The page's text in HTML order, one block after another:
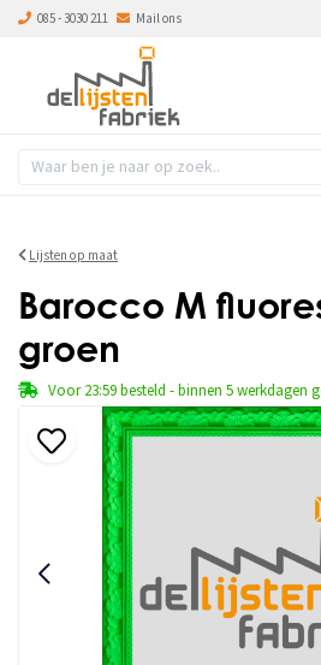
085 - 3030 211 Mail ons
Lijsten op maat
Barocco M
groen
Voor 23:59 besteld - binnen 5 werkdagen